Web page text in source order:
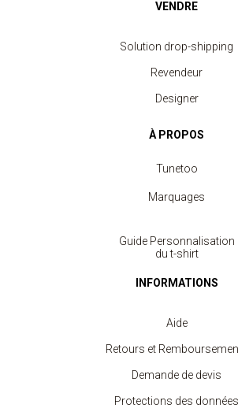
VENDRE
Solution drop-shipping
Revendeur
Designer
À PROPOS
Tunetoo
Marquages
Guide Personnalisation
du t-shirt
INFORMATIONS
Aide
Retours et
Demande de devis
Protections des données